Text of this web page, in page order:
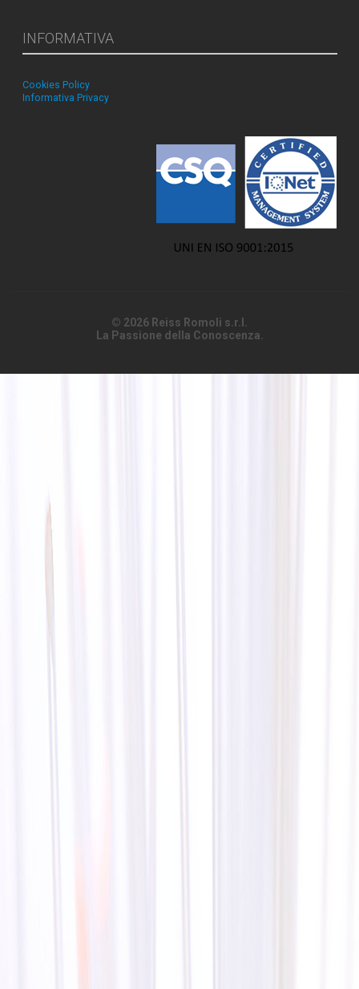
INFORMATIVA
Cookies Policy
Informativa Privacy
© 2026 Reiss Romoli s.r.l.
La Passione della Conoscenza.